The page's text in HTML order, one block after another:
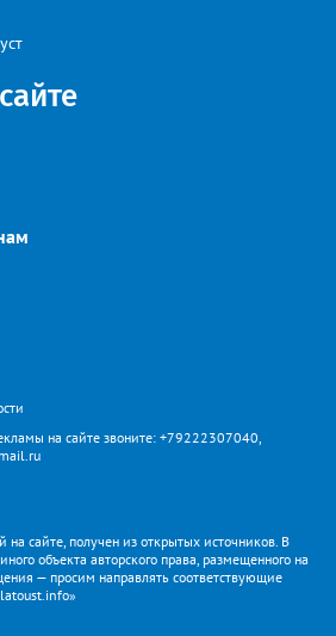
на сайте звоните: +79222307040,
на сайте, получен из открытых источников. В
объекта авторского права, размещенного на
— просим направлять соответствующие